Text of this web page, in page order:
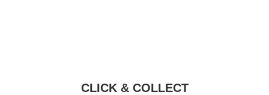
CLICK & COLLECT